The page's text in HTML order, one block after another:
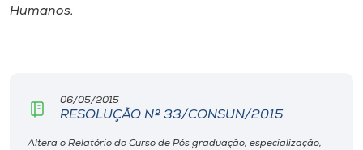
Humanos.
06/05/2015
RESOLUÇÃO Nº 33/CONSUN/2015
Altera o Relatório do Curso de Pós graduação, especialização,